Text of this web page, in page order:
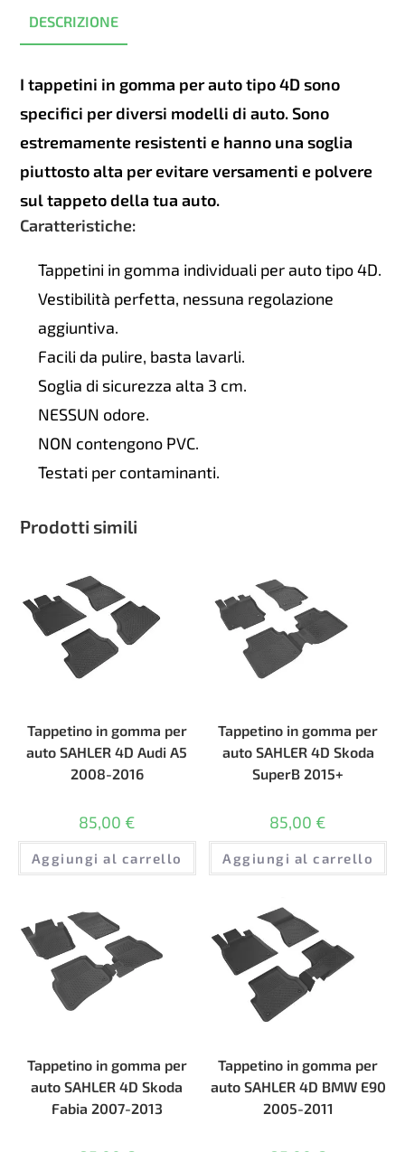
2001-
DESCRIZIONE
I tappetini in gomma per auto tipo 4D sono
specifici per diversi modelli di auto. Sono
estremamente resistenti e hanno una soglia
piuttosto alta per evitare versamenti e polvere
sul tappeto della tua auto.
Caratteristiche:
Tappetini in gomma individuali per auto tipo 4D.
Vestibilità perfetta, nessuna regolazione
aggiuntiva.
Facili da pulire, basta lavarli.
Soglia di sicurezza alta 3 cm.
NESSUN odore.
NON contengono PVC.
Testati per contaminanti.
Prodotti simili
Tappetino in gomma per
auto SAHLER 4D Audi A5
2008-2016
85,00 €
Aggiungi al carrello
Tappetino in gomma per
auto SAHLER 4D Skoda
SuperB 2015+
85,00 €
Aggiungi al carrello
Tappetino in gomma per
auto SAHLER 4D Skoda
Fabia 2007-2013
Tappetino in gomma per
auto SAHLER 4D BMW E90
2005-2011